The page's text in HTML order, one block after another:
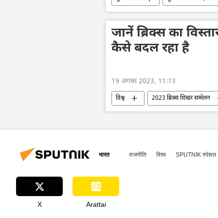
रूस
रूसी सेना राष्ट्रीय
आतंकी हमले
सैन्य सहायता
जानें ब्रिक्स का
कैसे बदल रहा है
19 अगस्त 2023, 11:13
विश्व 2023 ब्रिक्स शिखर सम्मेलन
बहुपक्षीय राजनय
दक्षिण अफ्रीका
भारत राजनीति विश्व SPUTNIK स्पेशल
X Arattai